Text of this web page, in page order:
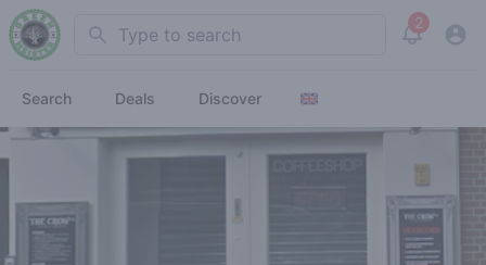
Search 2
View
Search Deals Discover